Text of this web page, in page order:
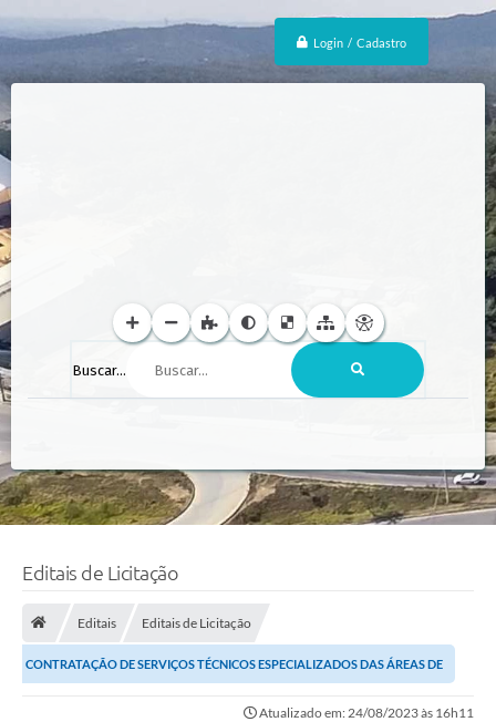
Login / Cadastro
Buscar...
Editais de Licitação
Editais Editais de Licitação
CONTRATAÇÃO DE SERVIÇOS TÉCNICOS ESPECIALIZADOS DAS ÁREAS DE
ARQUITETURA E URBANISMO, TRABALHO TÉCNICO SOCIAL...
Atualizado em: 24/08/2023 às 16h11